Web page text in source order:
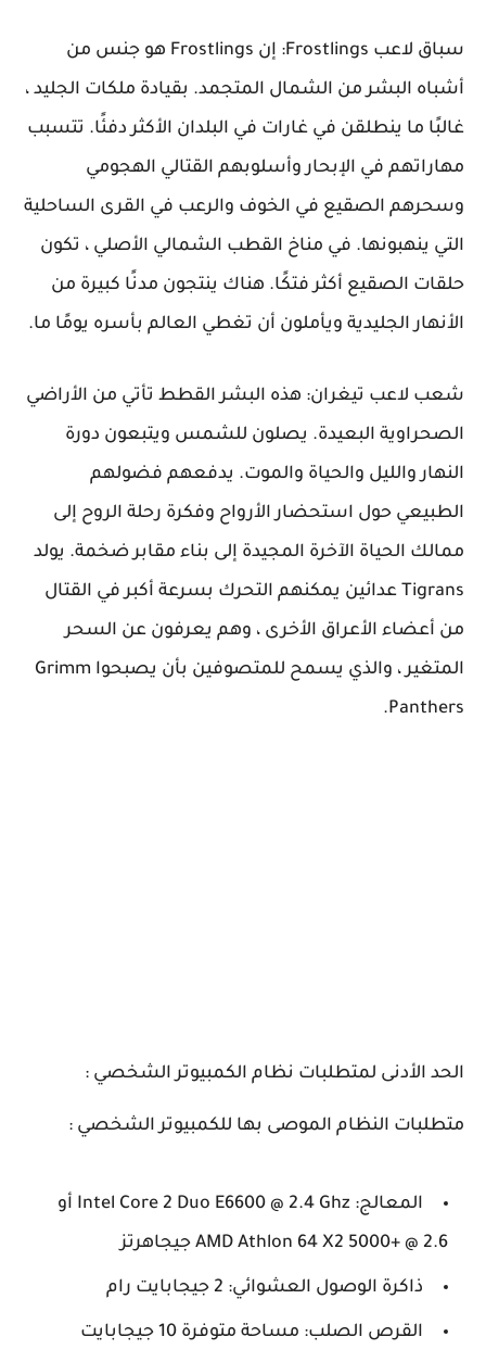
سباق لاعب Frostlings: إن Frostlings هو جنس من
أشباه البشر من الشمال المتجمد. بقيادة ملكات الجليد ،
غالبًا ما ينطلقن في غارات في البلدان الأكثر دفئًا. تتسبب
مهاراتهم في الإبحار وأسلوبهم القتالي الهجومي
وسحرهم الصقيع في الخوف والرعب في القرى الساحلية
التي ينهبونها. في مناخ القطب الشمالي الأصلي ، تكون
حلقات الصقيع أكثر فتكًا. هناك ينتجون مدنًا كبيرة من
الأنهار الجليدية ويأملون أن تغطي العالم بأسره يومًا ما.
شعب لاعب تيغران: هذه البشر القطط تأتي من الأراضي
الصحراوية البعيدة. يصلون للشمس ويتبعون دورة
النهار والليل والحياة والموت. يدفعهم فضولهم
الطبيعي حول استحضار الأرواح وفكرة رحلة الروح إلى
ممالك الحياة الآخرة المجيدة إلى بناء مقابر ضخمة. يولد
Tigrans عدائين يمكنهم التحرك بسرعة أكبر في القتال
من أعضاء الأعراق الأخرى ، وهم يعرفون عن السحر
المتغير ، والذي يسمح للمتصوفين بأن يصبحوا Grimm
Panthers.
الحد الأدنى لمتطلبات نظام الكمبيوتر الشخصي :
متطلبات النظام الموصى بها للكمبيوتر الشخصي :
المعالج: Intel Core 2 Duo E6600 @ 2.4 Ghz أو
AMD Athlon 64 X2 5000+ @ 2.6 جيجاهرتز
ذاكرة الوصول العشوائي: 2 جيجابايت رام
القرص الصلب: مساحة متوفرة 10 جيجابايت